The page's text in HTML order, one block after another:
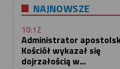
NAJNOWSZE
10:12
Administrator
Kościół wykazał się
dojrzałością w...